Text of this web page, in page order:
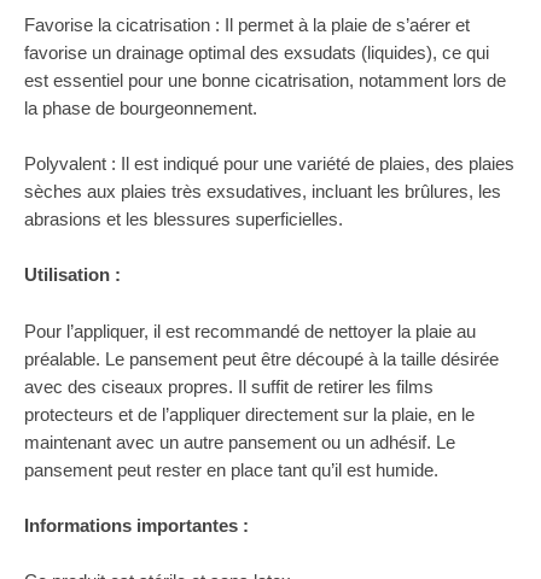
Favorise la cicatrisation : Il permet à la plaie de s’aérer et
favorise un drainage optimal des exsudats (liquides), ce qui
est essentiel pour une bonne cicatrisation, notamment lors de
la phase de bourgeonnement.
Polyvalent : Il est indiqué pour une variété de plaies, des plaies
sèches aux plaies très exsudatives, incluant les brûlures, les
abrasions et les blessures superficielles.
Utilisation :
Pour l’appliquer, il est recommandé de nettoyer la plaie au
préalable. Le pansement peut être découpé à la taille désirée
avec des ciseaux propres. Il suffit de retirer les films
protecteurs et de l’appliquer directement sur la plaie, en le
maintenant avec un autre pansement ou un adhésif. Le
pansement peut rester en place tant qu’il est humide.
Informations importantes :